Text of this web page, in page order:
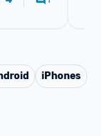
iPhones